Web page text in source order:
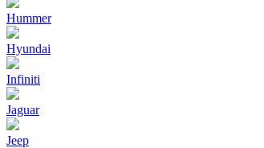
Hummer
Hyundai
Infiniti
Jaguar
Jeep